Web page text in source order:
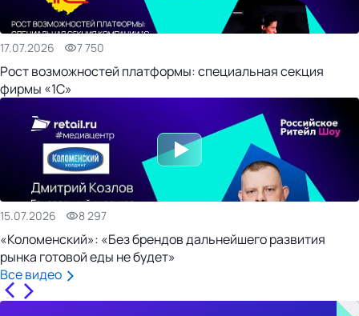
17.07.2026 7 750
Рост возможностей платформы: специальная секция
фирмы «1С»
15.07.2026 8 297
«Коломенский»: «Без брендов дальнейшего развития
рынка готовой еды не будет»
Все видео